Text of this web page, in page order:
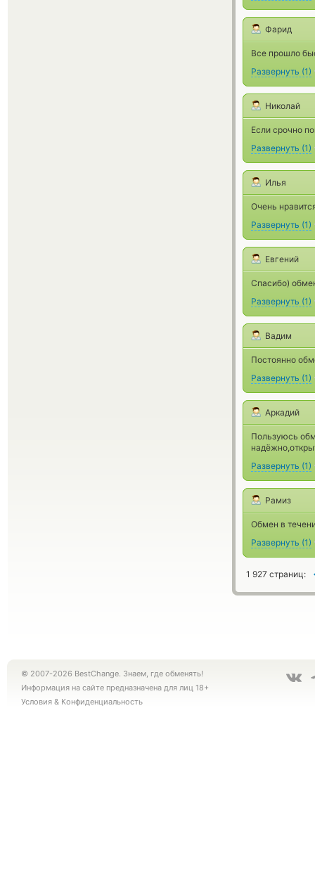
Фарид
Все прошло
Развернуть (1)
Николай
Если срочно
Развернуть (1)
Илья
Очень
Развернуть (1)
Евгений
Спасибо)
Развернуть (1)
Вадим
Постоянно
Развернуть (1)
Аркадий
Пользуюсь
Развернуть (1)
Рамиз
Обмен в
Развернуть (1)
1 927 страниц:
© 2007-2026 BestChange. Знаем, где обменять!
Информация на сайте предназначена для лиц 18+
Условия & Конфиденциальность